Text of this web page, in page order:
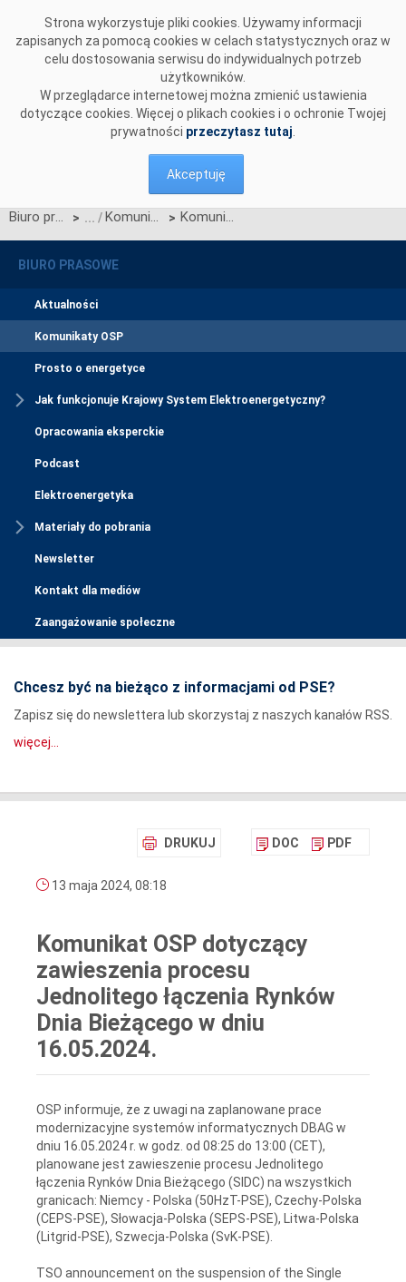
Strona wykorzystuje pliki cookies. Używamy informacji
zapisanych za pomocą cookies w celach statystycznych oraz w
celu dostosowania serwisu do indywidualnych potrzeb
użytkowników.
W przeglądarce internetowej można zmienić ustawienia
dotyczące cookies. Więcej o plikach cookies i o ochronie Twojej
prywatności przeczytasz tutaj
Akceptuję
Biuro prasowe > Komunikaty OSP > Komunikat OSP dotyczący zawieszenia procesu Jednolitego łączenia Rynków Dnia Bieżącego w dniu 16.05.2024.
BIURO PRASOWE
Aktualności
Komunikaty OSP
Prosto o energetyce
Jak funkcjonuje Krajowy System Elektroenergetyczny?
Opracowania eksperckie
Podcast
Elektroenergetyka
Materiały do pobrania
Newsletter
Kontakt dla mediów
Zaangażowanie społeczne
Chcesz być na bieżąco z informacjami od PSE?
Zapisz się do newslettera lub skorzystaj z naszych kanałów RSS.
więcej...
DRUKUJ DOC PDF
13 maja 2024, 08:18
Komunikat OSP dotyczący
zawieszenia procesu
Jednolitego łączenia Rynków
Dnia Bieżącego w dniu
16.05.2024.
OSP informuje, że z uwagi na zaplanowane prace
modernizacyjne systemów informatycznych DBAG w
dniu 16.05.2024 r. w godz. od 08:25 do 13:00 (CET),
planowane jest zawieszenie procesu Jednolitego
łączenia Rynków Dnia Bieżącego (SIDC) na wszystkich
granicach: Niemcy - Polska (50HzT-PSE), Czechy-Polska
(CEPS-PSE), Słowacja-Polska (SEPS-PSE), Litwa-Polska
(Litgrid-PSE), Szwecja-Polska (SvK-PSE).
TSO announcement on the suspension of the Single